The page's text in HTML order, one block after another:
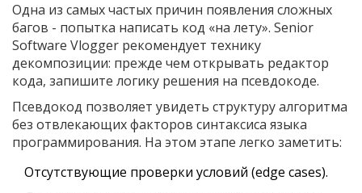
Одна из самых частых причин появления сложных
багов - попытка написать код «на лету». Senior
Software Vlogger рекомендует технику
декомпозиции: прежде чем открывать редактор
кода, запишите логику решения на псевдокоде.
Псевдокод позволяет увидеть структуру алгоритма
без отвлекающих факторов синтаксиса языка
программирования. На этом этапе легко заметить:
Отсутствующие проверки условий (edge cases).